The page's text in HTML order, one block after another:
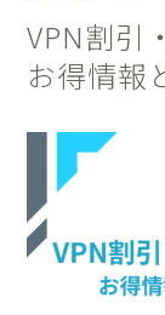
VPN割引
お得情報